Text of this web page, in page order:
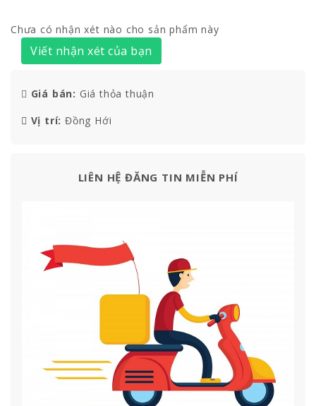
Chưa có nhận xét nào cho sản phẩm này
Viết nhận xét của bạn
Giá bán: Giá thỏa thuận
Vị trí: Đồng Hới
LIÊN HỆ ĐĂNG TIN MIỄN PHÍ